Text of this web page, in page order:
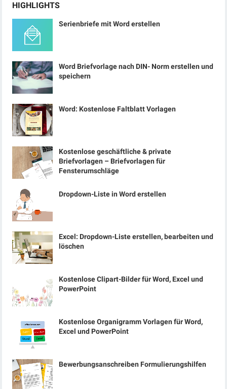
HIGHLIGHTS
Serienbriefe mit Word erstellen
Word Briefvorlage nach DIN- Norm erstellen und
speichern
Word: Kostenlose Faltblatt Vorlagen
Kostenlose geschäftliche & private
Briefvorlagen – Briefvorlagen für
Fensterumschläge
Dropdown-Liste in Word erstellen
Excel: Dropdown-Liste erstellen, bearbeiten und
löschen
Kostenlose Clipart-Bilder für Word, Excel und
PowerPoint
Kostenlose Organigramm Vorlagen für Word,
Excel und PowerPoint
Bewerbungsanschreiben Formulierungshilfen